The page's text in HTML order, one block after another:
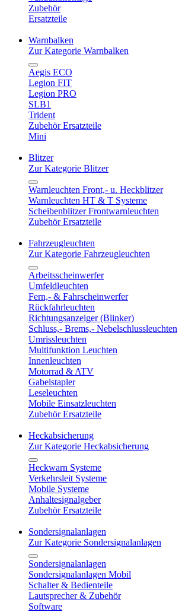
Zubehör
Ersatzteile
Warnbalken
Zur Kategorie Warnbalken
Aegis ECO
Legion FIT
Legion PRO
SLB1
Trident
Zubehör Ersatzteile
Mini
Blitzer
Zur Kategorie Blitzer
Warnleuchten Front,- u. Heckblitzer
Warnleuchten HT & T Systeme
Scheibenblitzer Frontwarnleuchten
Zubehör Ersatzteile
Fahrzeugleuchten
Zur Kategorie Fahrzeugleuchten
Arbeitsscheinwerfer
Umfeldleuchten
Fern,- & Fahrscheinwerfer
Rückfahrleuchten
Richtungsanzeiger (Blinker)
Schluss,- Brems,- Nebelschlussleuchten
Umrissleuchten
Multifunktion Leuchten
Innenleuchten
Motorrad & ATV
Gabelstapler
Leseleuchten
Mobile Einsatzleuchten
Zubehör Ersatzteile
Heckabsicherung
Zur Kategorie Heckabsicherung
Heckwarn Systeme
Verkehrsleit Systeme
Mobile Systeme
Anhaltesignalgeber
Zubehör Ersatzteile
Sondersignalanlagen
Zur Kategorie Sondersignalanlagen
Sondersignalanlagen
Sondersignalanlagen Mobil
Schalter & Bedienteile
Lautsprecher & Zubehör
Software